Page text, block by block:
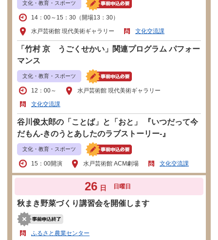
文化・教育・スポーツ
14：00～15：30（開場13：30）
水戸芸術館 現代美術ギャラリー
文化交流課
「竹村 京 うごくせかい」関連プログラム パフォー
マンス
文化・教育・スポーツ
12：00～
水戸芸術館 現代美術ギャラリー
文化交流課
谷川俊太郎の「ことば」と「おと」 『いつだって今
だもん-きのうとあしたのラブストーリー-』
文化・教育・スポーツ
15：00開演 水戸芸術館 ACM劇場 文化交流課
26 日 日曜日
秋まき野菜づくり講習会を開催します
ふるさと農業センター